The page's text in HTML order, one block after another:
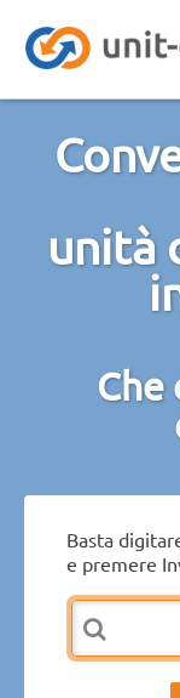
unità
Che
Basta
e premere